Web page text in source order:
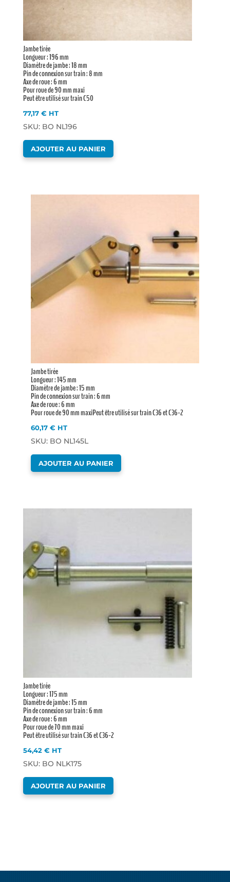
Jambe tirée
Longueur : 196 mm
Diamètre de jambe : 18 mm
Pin de connexion sur train : 8 mm
Axe de roue : 6 mm
Pour roue de 90 mm maxi
Peut être utilisé sur train C50
77,17€ HT
SKU: BO NL196
AJOUTER AU PANIER
Jambe tirée
Longueur : 145 mm
Diamètre de jambe : 15 mm
Pin de connexion sur train : 6 mm
Axe de roue : 6 mm
Pour roue de 90 mm maxiPeut être utilisé sur train C36 et C36-2
60,17 € HT
SKU: BO NL145L
AJOUTER AU PANIER
Jambe tirée
Longueur : 175 mm
Diamètre de jambe : 15 mm
Pin de connexion sur train : 6 mm
Axe de roue : 6 mm
Pour roue de 70 mm maxi
Peut être utilisé sur train C36 et C36-2
54,42€ HT
SKU: BO NLK175
AJOUTER AU PANIER